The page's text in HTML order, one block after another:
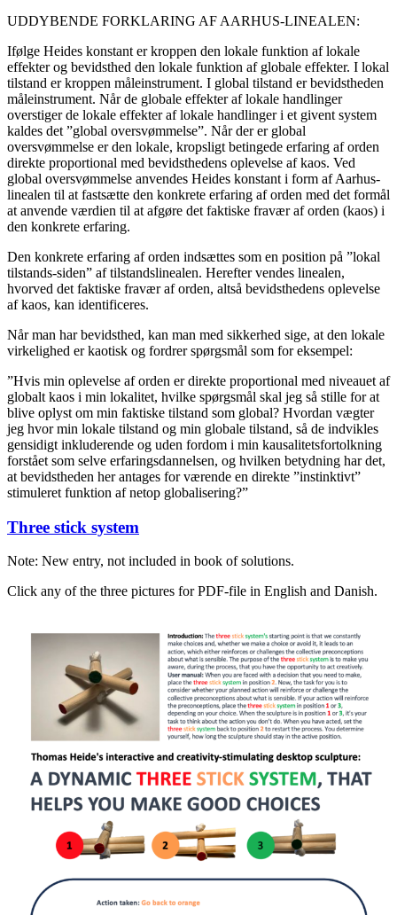
UDDYBENDE FORKLARING AF AARHUS-LINEALEN:
Ifølge Heides konstant er kroppen den lokale funktion af lokale
effekter og bevidsthed den lokale funktion af globale effekter. I lokal
tilstand er kroppen måleinstrument. I global tilstand er bevidstheden
måleinstrument. Når de globale effekter af lokale handlinger
overstiger de lokale effekter af lokale handlinger i et givent system
kaldes det ”global oversvømmelse”. Når der er global
oversvømmelse er den lokale, kropsligt betingede erfaring af orden
direkte proportional med bevidsthedens oplevelse af kaos. Ved
global oversvømmelse anvendes Heides konstant i form af Aarhus-
linealen til at fastsætte den konkrete erfaring af orden med det formål
at anvende værdien til at afgøre det faktiske fravær af orden (kaos) i
den konkrete erfaring.
Den konkrete erfaring af orden indsættes som en position på ”lokal
tilstands-siden” af tilstandslinealen. Herefter vendes linealen,
hvorved det faktiske fravær af orden, altså bevidsthedens oplevelse
af kaos, kan identificeres.
Når man har bevidsthed, kan man med sikkerhed sige, at den lokale
virkelighed er kaotisk og fordrer spørgsmål som for eksempel:
”Hvis min oplevelse af orden er direkte proportional med niveauet af
globalt kaos i min lokalitet, hvilke spørgsmål skal jeg så stille for at
blive oplyst om min faktiske tilstand som global? Hvordan vægter
jeg hvor min lokale tilstand og min globale tilstand, så de indvikles
gensidigt inkluderende og uden fordom i min kausalitetsfortolkning
forstået som selve erfaringsdannelsen, og hvilken betydning har det,
at bevidstheden her antages for værende en direkte ”instinktivt”
stimuleret funktion af netop globalisering?”
Posted
Three stick system
Note: New entry, not included in book of solutions.
Click any of the three pictures for PDF-file in English and Danish.